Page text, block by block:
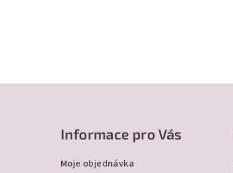
Informace pro Vás
Moje objednávka